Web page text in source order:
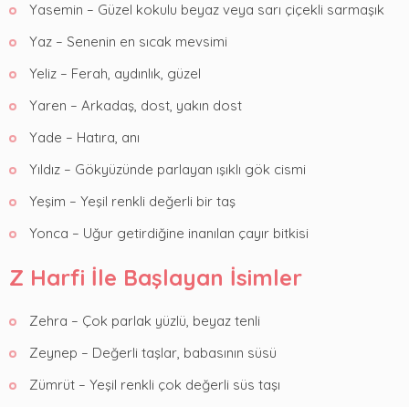
Yasemin – Güzel kokulu beyaz veya sarı çiçekli sarmaşık
Yaz – Senenin en sıcak mevsimi
Yeliz – Ferah, aydınlık, güzel
Yaren – Arkadaş, dost, yakın dost
Yade – Hatıra, anı
Yıldız – Gökyüzünde parlayan ışıklı gök cismi
Yeşim – Yeşil renkli değerli bir taş
Yonca – Uğur getirdiğine inanılan çayır bitkisi
Z Harfi İle Başlayan İsimler
Zehra – Çok parlak yüzlü, beyaz tenli
Zeynep – Değerli taşlar, babasının süsü
Zümrüt – Yeşil renkli çok değerli süs taşı